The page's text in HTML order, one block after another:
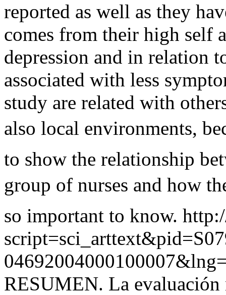
reported as well as they
comes from their high self
depression and in relation
associated with less
study are related with
also local environments,
to show the relationship
group of nurses and how
so important to know.
RESUMEN. La